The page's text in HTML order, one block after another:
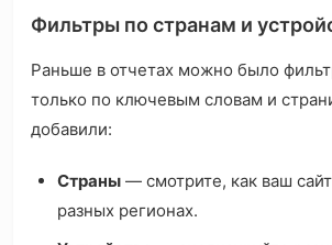
Фильтры по странам и
Раньше в отчетах можно было
только по ключевым словам и
добавили:
Страны — смотрите, как ваш
разных регионах.